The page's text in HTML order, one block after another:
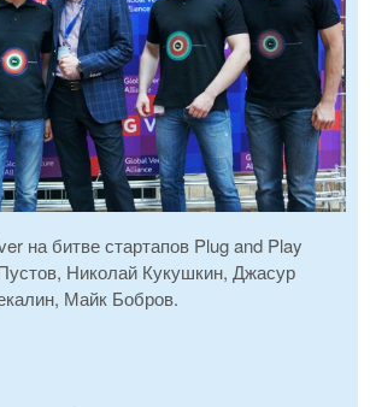
на битве стартапов Plug and Play
Николай Кукушкин, Джасур
Майк Бобров.